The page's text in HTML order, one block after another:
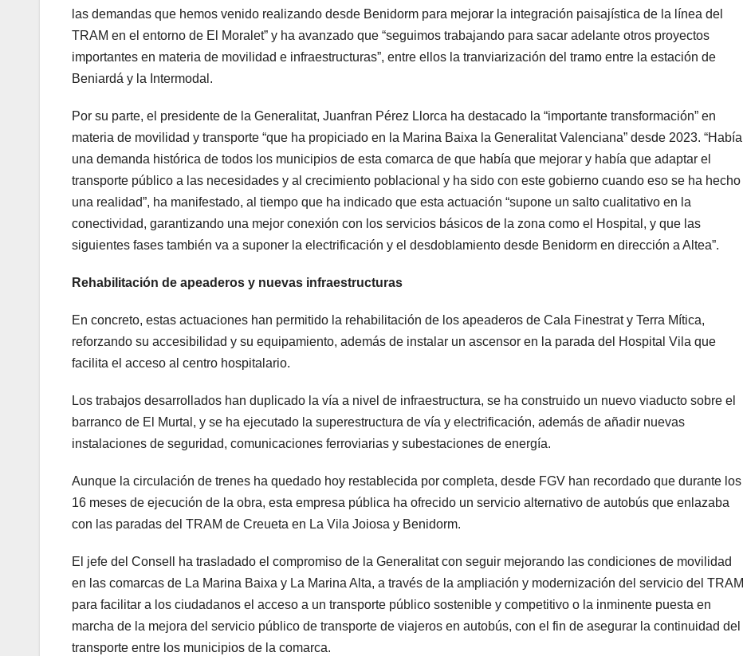
las demandas que hemos venido realizando desde Benidorm para mejorar la integración paisajística de la línea del
TRAM en el entorno de El Moralet” y ha avanzado que “seguimos trabajando para sacar adelante otros proyectos
importantes en materia de movilidad e infraestructuras”, entre ellos la tranviarización del tramo entre la estación de
Beniardá y la Intermodal.
Por su parte, el presidente de la Generalitat, Juanfran Pérez Llorca ha destacado la “importante transformación” en
materia de movilidad y transporte “que ha propiciado en la Marina Baixa la Generalitat Valenciana” desde 2023. “Había
una demanda histórica de todos los municipios de esta comarca de que había que mejorar y había que adaptar el
transporte público a las necesidades y al crecimiento poblacional y ha sido con este gobierno cuando eso se ha hecho
una realidad”, ha manifestado, al tiempo que ha indicado que esta actuación “supone un salto cualitativo en la
conectividad, garantizando una mejor conexión con los servicios básicos de la zona como el Hospital, y que las
siguientes fases también va a suponer la electrificación y el desdoblamiento desde Benidorm en dirección a Altea”.
Rehabilitación de apeaderos y nuevas infraestructuras
En concreto, estas actuaciones han permitido la rehabilitación de los apeaderos de Cala Finestrat y Terra Mítica,
reforzando su accesibilidad y su equipamiento, además de instalar un ascensor en la parada del Hospital Vila que
facilita el acceso al centro hospitalario.
Los trabajos desarrollados han duplicado la vía a nivel de infraestructura, se ha construido un nuevo viaducto sobre el
barranco de El Murtal, y se ha ejecutado la superestructura de vía y electrificación, además de añadir nuevas
instalaciones de seguridad, comunicaciones ferroviarias y subestaciones de energía.
Aunque la circulación de trenes ha quedado hoy restablecida por completa, desde FGV han recordado que durante los
16 meses de ejecución de la obra, esta empresa pública ha ofrecido un servicio alternativo de autobús que enlazaba
con las paradas del TRAM de Creueta en La Vila Joiosa y Benidorm.
El jefe del Consell ha trasladado el compromiso de la Generalitat con seguir mejorando las condiciones de movilidad
en las comarcas de La Marina Baixa y La Marina Alta, a través de la ampliación y modernización del servicio del TRAM
para facilitar a los ciudadanos el acceso a un transporte público sostenible y competitivo o la inminente puesta en
marcha de la mejora del servicio público de transporte de viajeros en autobús, con el fin de asegurar la continuidad del
transporte entre los municipios de la comarca.